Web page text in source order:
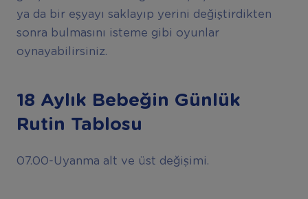
ya da bir eşyayı saklayıp yerini değiştirdikten
sonra bulmasını isteme gibi oyunlar
oynayabilirsiniz.
18 Aylık Bebeğin Günlük
Rutin Tablosu
07.00-Uyanma alt ve üst değişimi.